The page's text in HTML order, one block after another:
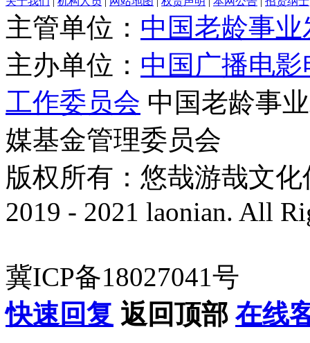
主管单位： 中国老龄事
主办单位： 中国广播电
工作委员会 中国老龄事
媒基金管理委员会
版权所有：悠哉游哉文
2019 - 2021 laonian. All
冀ICP备18027041号
快速回复 返回顶部 在线